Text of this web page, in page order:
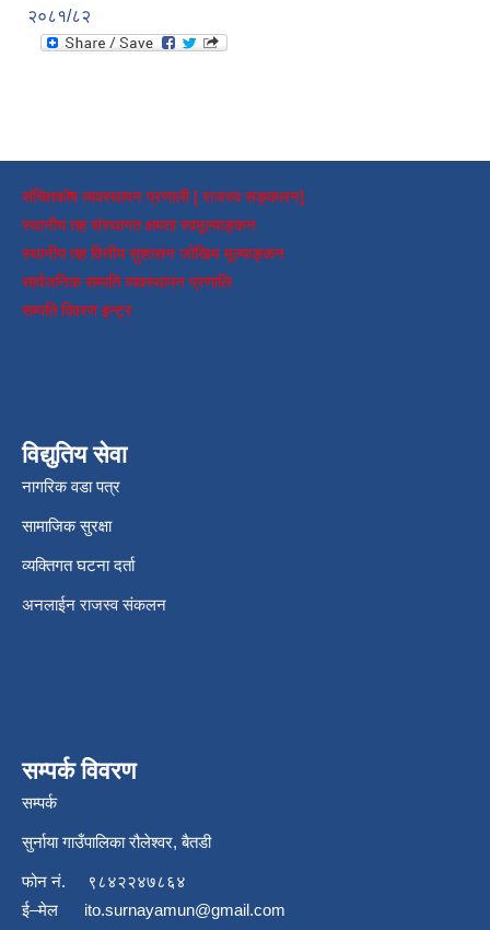
२०८१/८२
संचितकोष व्यवस्थापन प्रणाली [ राजस्व सङ्कलन]
स्थानीय तह संस्थागत क्षमता स्वमूल्याङ्कन
स्थानीय तह वित्तीय सुशासन जोखिम मूल्याङ्कन
सार्वजनिक सम्पति व्यवस्थापन प्रणालि
सम्पति विवरण इन्ट्र
विद्युतिय सेवा
नागरिक वडा पत्र
सामाजिक सुरक्षा
व्यक्तिगत घटना दर्ता
अनलाईन राजस्व संकलन
सम्पर्क विवरण
सम्पर्क
सुर्नाया गाउँपालिका रौलेश्वर, बैतडी
फोन नं.
९८४२२४७८६४
ई–मेल ito.surnayamun@gmail.com